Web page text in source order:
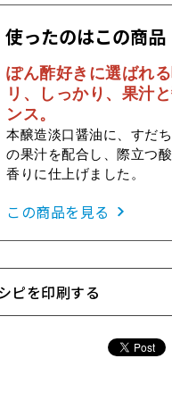
使ったのはこの商品
ぽん酢好きに選ばれ
リ、しっかり、果汁
ンス。
本醸造淡口醤油に、すだ
の果汁を配合し、際立つ
香りに仕上げました。
この商品を見る
ピを印刷する